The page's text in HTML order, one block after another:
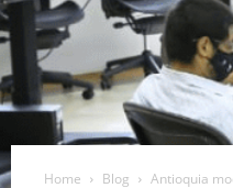
Home Blog Antioquia